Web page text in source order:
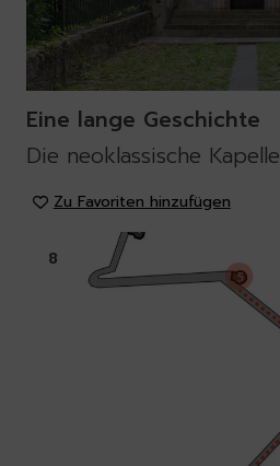
Eine lange Geschichte
Die neoklassische Kapelle
Zu Favoriten hinzufügen
8